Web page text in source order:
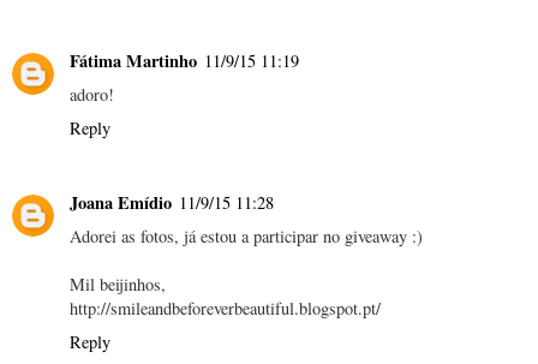
Fátima Martinho 11/9/15 11:19
adoro!
Reply
Joana Emídio 11/9/15 11:28
Adorei as fotos, já estou a participar no giveaway :)
Mil beijinhos,
http://smileandbeforeverbeautiful.blogspot.pt/
Reply